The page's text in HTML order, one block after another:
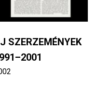
SZERZEMÉNYEK